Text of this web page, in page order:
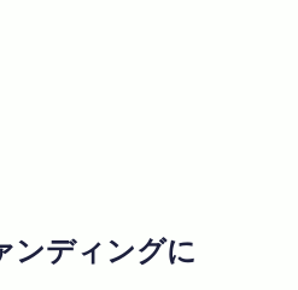
ンディングに